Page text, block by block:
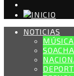
NOTICIAS
MÚSICA
SOACHA